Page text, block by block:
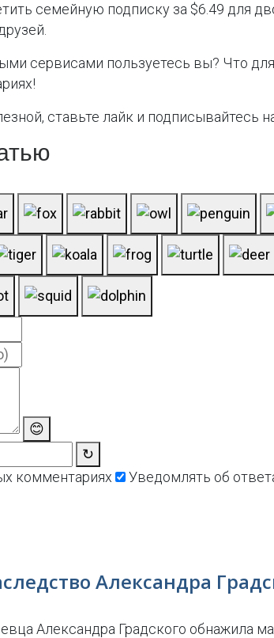
семейную подписку за $6.49 для
сервисами пользуетесь вы? Что
ставьте лайк и подписывайтесь
😊
↻
комментариях
Уведомлять об
Александра
Александра Градского обнажила